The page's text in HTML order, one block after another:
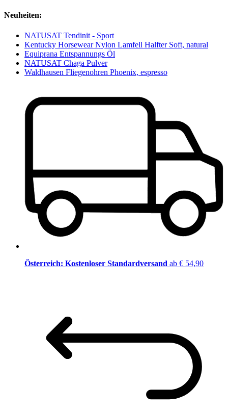
Neuheiten:
NATUSAT Tendinit - Sport
Kentucky Horsewear Nylon Lamfell Halfter Soft, natural
Equiprana Entspannungs Öl
NATUSAT Chaga Pulver
Waldhausen Fliegenohren Phoenix, espresso
Österreich: Kostenloser Standardversand ab € 54,90